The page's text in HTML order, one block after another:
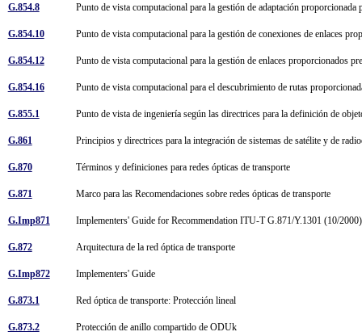
G.854.8 Punto de vista computacional para la gestión de adaptación
G.854.10 Punto de vista computacional para la gestión de conexiones de enlaces
G.854.12 Punto de vista computacional para la gestión de enlaces proporcionados
G.854.16 Punto de vista computacional para el descubrimiento de rutas
G.855.1 Punto de vista de ingeniería según las directrices para la definición de
G.861 Principios y directrices para la integración de sistemas de satélite y de
G.870 Términos y definiciones para redes ópticas de transporte
G.871 Marco para las Recomendaciones sobre redes ópticas de transporte
G.Imp871 Implementers' Guide for Recommendation ITU-T G.871/Y.1301 (10/
G.872 Arquitectura de la red óptica de transporte
G.Imp872 Implementers' Guide
G.873.1 Red óptica de transporte: Protección lineal
G.873.2 Protección de anillo compartido de ODUk